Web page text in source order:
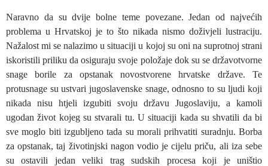
Naravno da su dvije bolne teme povezane. Jedan od najvećih
problema u Hrvatskoj je to što nikada nismo doživjeli lustraciju.
Nažalost mi se nalazimo u situaciji u kojoj su oni na suprotnoj strani
iskoristili priliku da osiguraju svoje položaje dok su se državotvorne
snage borile za opstanak novostvorene hrvatske države. Te
protusnage su ustvari jugoslavenske snage, odnosno to su ljudi koji
nikada nisu htjeli izgubiti svoju državu Jugoslaviju, a kamoli
ugodan život kojeg su stvarali tu. U situaciji kada su shvatili da bi
sve moglo biti izgubljeno tada su morali prihvatiti suradnju. Borba
za opstanak, taj životinjski nagon vodio je cijelu priču, ali iza sebe
su ostavili jedan veliki trag sudskih procesa koji je uništio